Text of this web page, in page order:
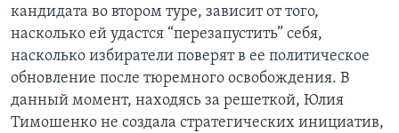
кандидата во втором туре, зависит от того,
насколько ей удастся “перезапустить” себя,
насколько избиратели поверят в ее политическое
обновление после тюремного освобождения. В
данный момент, находясь за решеткой, Юлия
Тимошенко не создала стратегических инициатив,